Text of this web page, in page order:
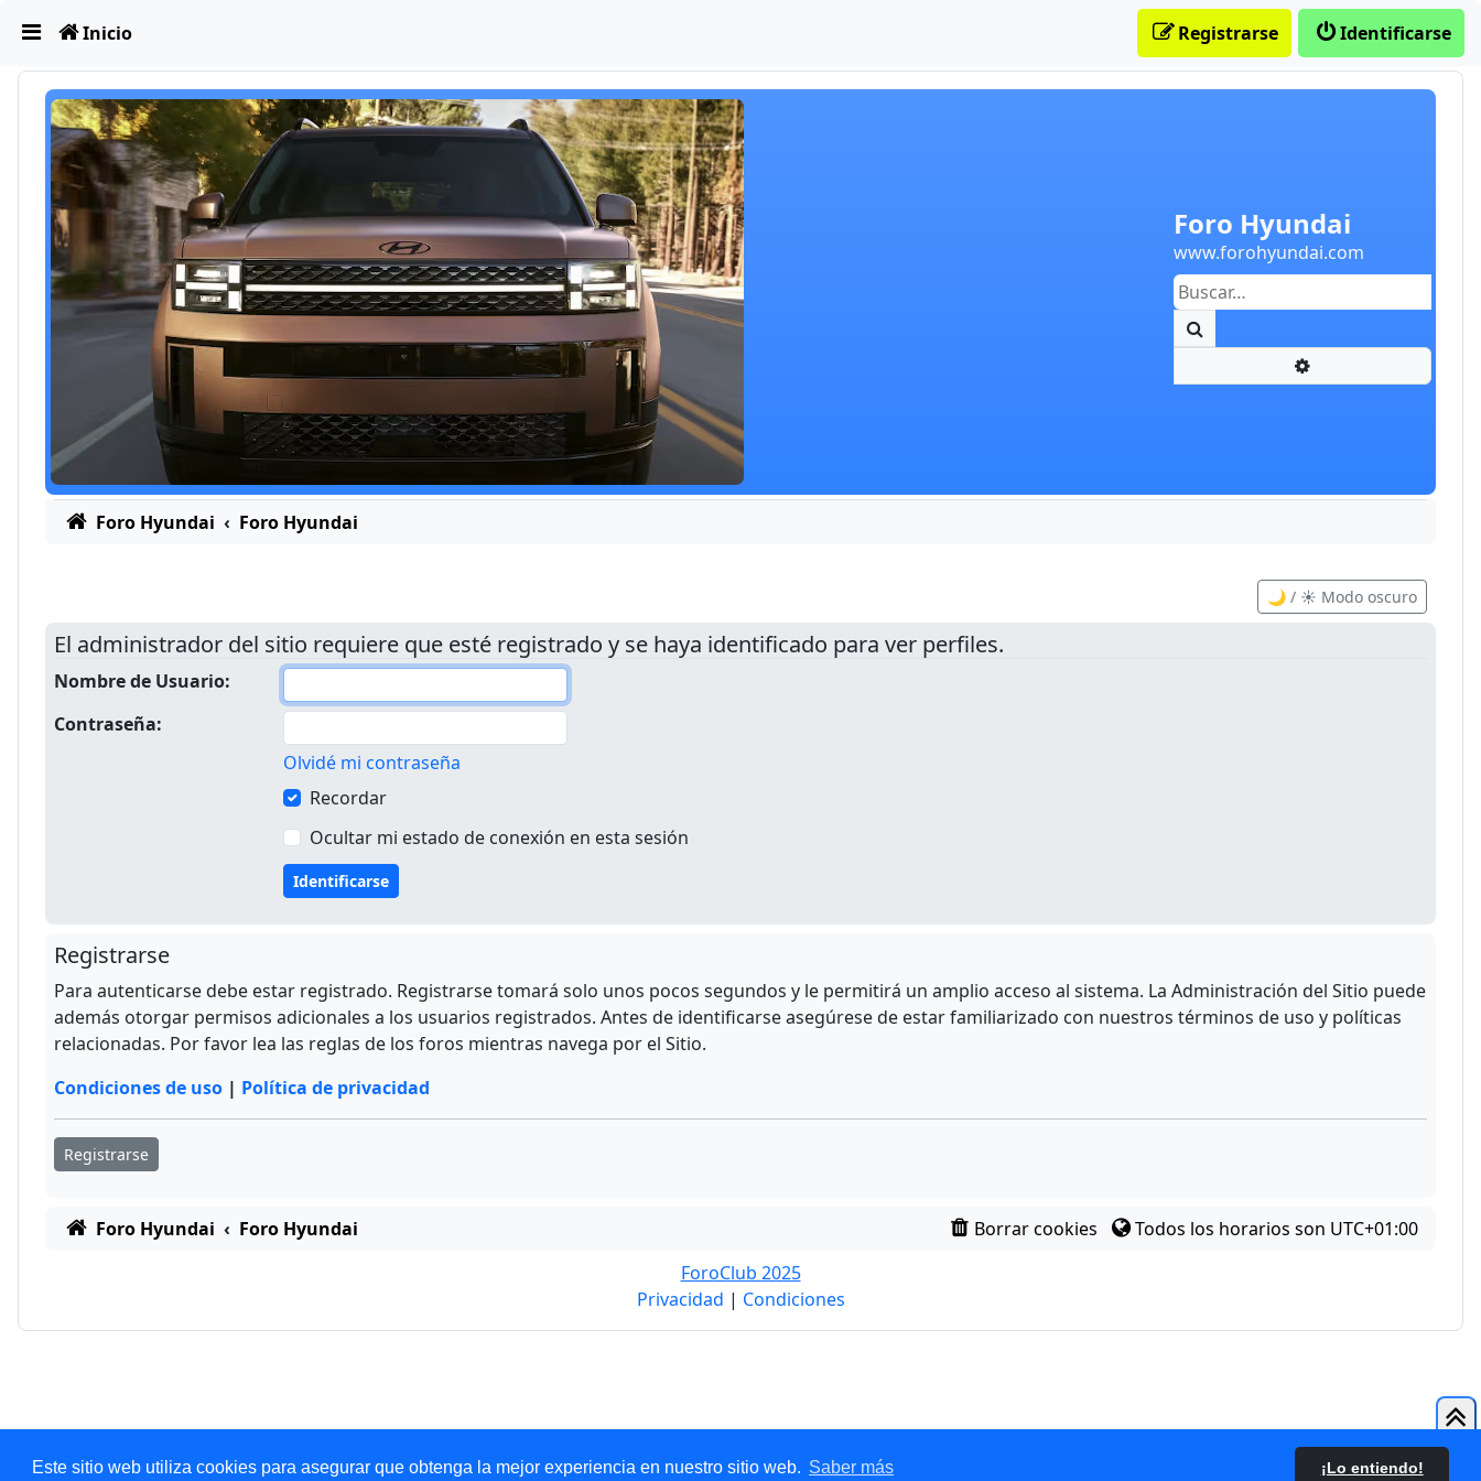
Este sitio web utiliza cookies para asegurar que obtenga la mejor experiencia en nuestro sitio web. Saber más ¡Lo entiendo!
Obviar
Foro Hyundai
www.forohyundai.com
Inicio Identificarse
Registrarse
Foro Hyundai Foro Hyundai
🌙 / ☀️ Modo oscuro
El administrador del sitio requiere que esté registrado y se haya identificado para ver perfiles.
Nombre de Usuario:
Contraseña:
Olvidé mi contraseña
Recordar
Ocultar mi estado de conexión en esta sesión
Registrarse
Para autenticarse debe estar registrado. Registrarse tomará solo unos pocos segundos y le permitirá un amplio acceso al sistema. La Administración del Sitio puede
además otorgar permisos adicionales a los usuarios registrados. Antes de identificarse asegúrese de estar familiarizado con nuestros términos de uso y políticas
relacionadas. Por favor lea las reglas de los foros mientras navega por el Sitio.
Condiciones de uso | Política de privacidad
Registrarse
Foro Hyundai Foro Hyundai Borrar cookies Todos los horarios son UTC+01:00
ForoClub 2025
Privacidad | Condiciones